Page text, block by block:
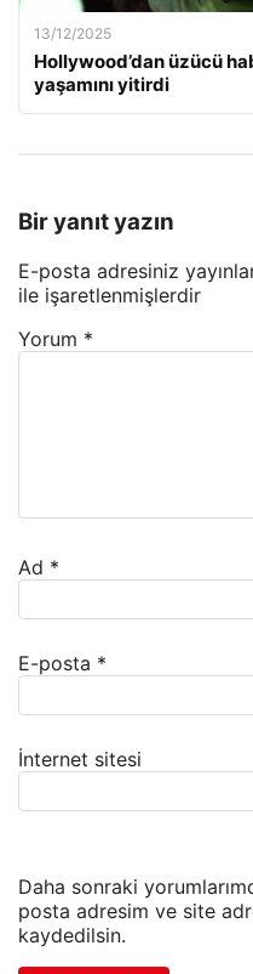
13/12/2025
Hollywood’dan üzücü
yaşamını yitirdi
Bir yanıt yazın
E-posta adresiniz
ile işaretlenmişlerdir
Yorum *
Ad *
E-posta *
İnternet sitesi
Daha sonraki
posta adresim ve site
kaydedilsin.